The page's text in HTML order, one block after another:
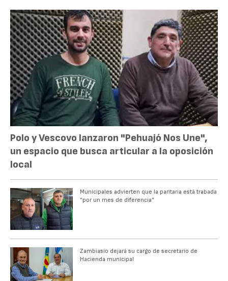
Polo y Vescovo lanzaron "Pehuajó Nos Une",
un espacio que busca articular a la oposición
local
Municipales advierten que la paritaria está trabada
"por un mes de diferencia"
Zambiasio dejará su cargo de secretario de
Hacienda municipal